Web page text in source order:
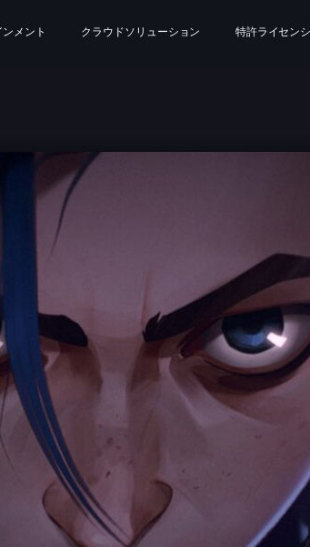
メント クラウドソリューション 特許ライセン